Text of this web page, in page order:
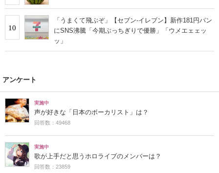
10
「うまくて飛ぶぞ」【セブン‐イレブン】新作181円パン
にSNS沸騰「今期ぶっちぎりで優勝」「ウメエェェッ
ッ」
アンケート
実施中
声が好きな「日本のボーカリスト」は？
回答数：49468
実施中
歌が上手だと思うホロライブのメンバーは？
回答数：23859